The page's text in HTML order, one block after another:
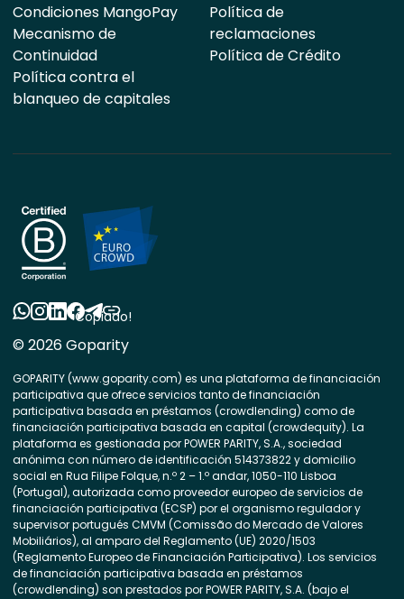
Condiciones MangoPay
Mecanismo de
Continuidad
Política contra el
blanqueo de capitales
Política de
reclamaciones
Política de Crédito
© 2026 Goparity
GOPARITY (www.goparity.com) es una plataforma de financiación
participativa que ofrece servicios tanto de financiación
participativa basada en préstamos (crowdlending) como de
financiación participativa basada en capital (crowdequity). La
plataforma es gestionada por POWER PARITY, S.A., sociedad
anónima con número de identificación 514373822 y domicilio
social en Rua Filipe Folque, n.º 2 – 1.º andar, 1050-110 Lisboa
(Portugal), autorizada como proveedor europeo de servicios de
financiación participativa (ECSP) por el organismo regulador y
supervisor portugués CMVM (Comissão do Mercado de Valores
Mobiliários), al amparo del Reglamento (UE) 2020/1503
(Reglamento Europeo de Financiación Participativa). Los servicios
de financiación participativa basada en préstamos
(crowdlending) son prestados por POWER PARITY, S.A. (bajo el
Copiado!